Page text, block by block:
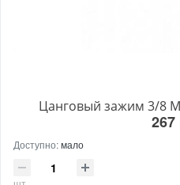
Цанговый зажим 3/8
267
Доступно:мало